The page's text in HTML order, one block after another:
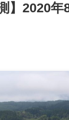
】2020